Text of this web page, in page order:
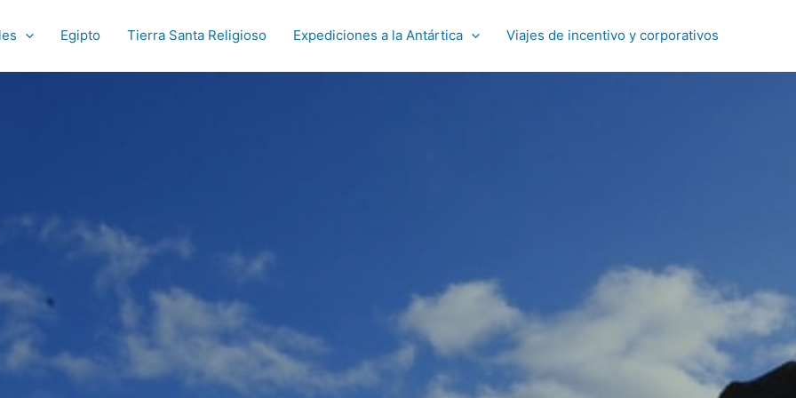
Egipto Tierra Santa Religioso Expediciones a la Antártica Viajes de incentivo y corporativos